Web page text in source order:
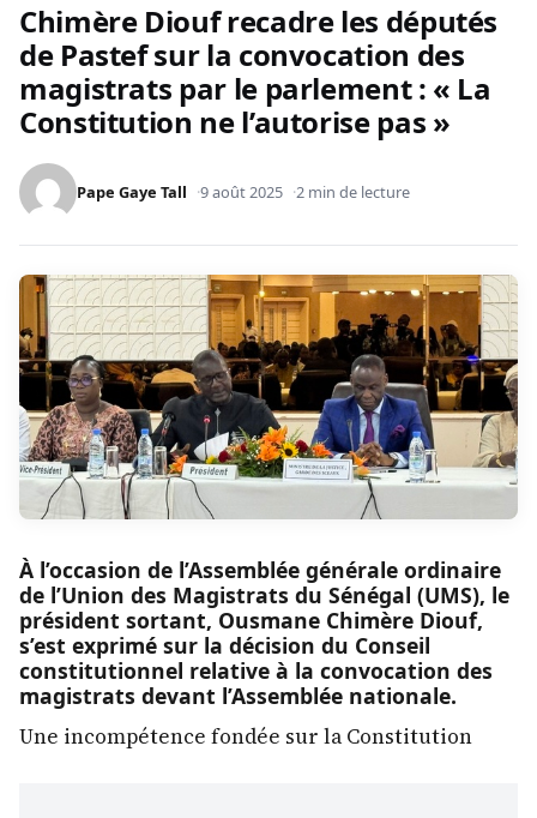
Chimère Diouf recadre les députés
de Pastef sur la convocation des
magistrats par le parlement : « La
Constitution ne l’autorise pas »
Pape Gaye Tall 9 août 2025 2 min de lecture
À l’occasion de l’Assemblée générale ordinaire
de l’Union des Magistrats du Sénégal (UMS), le
président sortant, Ousmane Chimère Diouf,
s’est exprimé sur la décision du Conseil
constitutionnel relative à la convocation des
magistrats devant l’Assemblée nationale.
Une incompétence fondée sur la Constitution